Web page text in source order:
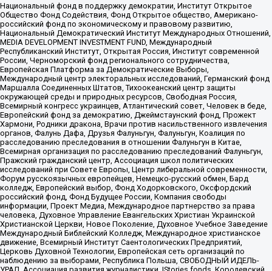
Национальный фонд в поддержку демократии, Институт Открытое
Общество Фонд Содействия, Фонд Открытое общество, Американо-
российский фонд по экономическому и правовому развитию,
Национальный Демократический Институт Международных Отношений,
MEDIA DEVELOPMENT INVESTMENT FUND, Международный
Республиканский Институт, Открытая Россия, Институт современной
России, Черноморский фонд регионального сотрудничества,
Европейская Платформа за Демократические Выборы,
Международный центр электоральных исследований, Германский фонд
Маршалла Соединенных Штатов, Тихоокеанский центр защиты
окружающей среды и природных ресурсов, Свободная Россия,
Всемирный конгресс украинцев, Атлантический совет, Человек в беде,
Европейский фонд за демократию, Джеймстаунский фонд, Прожект
Хармони, Родники дракона, Врачи против насильственного извлечения
органов, Фалунь Дафа, Друзья Фалуньгун, Фалуньгун, Коалиция по
расследованию преследования в отношении Фалуньгун в Китае,
Всемирная организация по расследованию преследований Фалуньгун,
Пражский гражданский центр, Ассоциация школ политических
исследований при Совете Европы, Центр либеральной современности,
Форум русскоязычных европейцев, Немецко-русский обмен, Бард
колледж, Европейский выбор, Фонд Ходорковского, Оксфордский
российский фонд, Фонд Будущее России, Компания свободы
информации, Проект Медиа, Международное партнерство за права
человека, Духовное Управление Евангельских Христиан Украинской
Христианской Церкви, Новое Поколение, Духовное Учебное Заведение
Международный Библейский Колледж, Международное христианское
движение, Всемирный Институт Саентологических Предприятий,
Церковь Духовной Технологии, Европейская сеть организаций по
наблюдению за выборами, Республика Польша, СВОБОДНЫЙ ИДЕЛЬ-